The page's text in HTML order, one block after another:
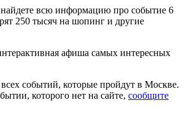
всю информацию про событие 6
250 тысяч на шопинг и другие
афиша самых интересных
событий, которые пройдут в Москве.
которого нет на сайте, сообщите